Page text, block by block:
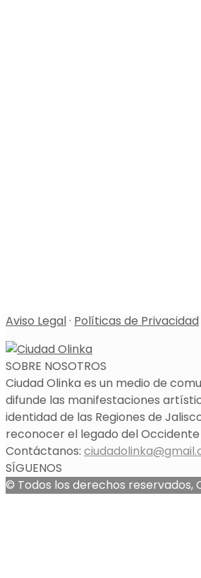
Aviso Legal· Políticas de Privacidad
SOBRE NOSOTROS
Ciudad Olinka es un medio de
difunde las manifestaciones
identidad de las Regiones de
reconocer el legado del Occidente
Contáctanos:
SÍGUENOS
© Todos los derechos reservados,